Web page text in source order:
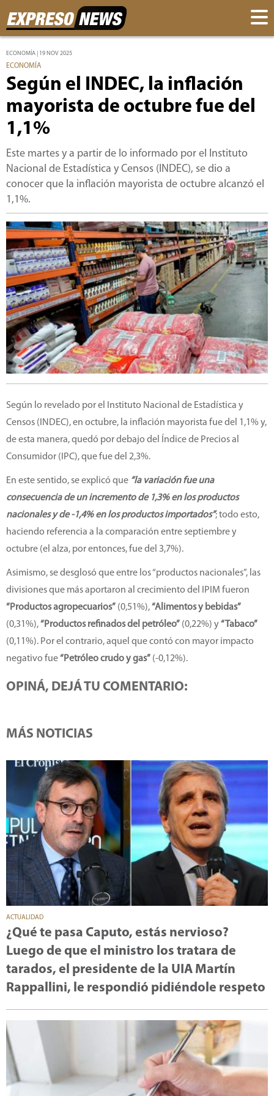
ECONOMÍA | 19 NOV 2025
ECONOMÍA
Según el INDEC, la inflación
mayorista de octubre fue del
1,1%
Este martes y a partir de lo informado por el Instituto
Nacional de Estadística y Censos (INDEC), se dio a
conocer que la inflación mayorista de octubre alcanzó el
1,1%.
Según lo revelado por el Instituto Nacional de Estadística y
Censos (INDEC), en octubre, la inflación mayorista fue del 1,1% y,
de esta manera, quedó por debajo del Índice de Precios al
Consumidor (IPC), que fue del 2,3%.
En este sentido, se explicó que “la variación fue una
consecuencia de un incremento de 1,3% en los productos
nacionales y de -1,4% en los productos importados”; todo esto,
haciendo referencia a la comparación entre septiembre y
octubre (el alza, por entonces, fue del 3,7%).
Asimismo, se desglosó que entre los “productos nacionales”, las
divisiones que más aportaron al crecimiento del IPIM fueron
“Productos agropecuarios” (0,51%),“Alimentos y bebidas”
(0,31%),“Productos refinados del petróleo” (0,22%) y“Tabaco”
(0,11%). Por el contrario, aquel que contó con mayor impacto
negativo fue“Petróleo crudo y gas” (-0,12%).
OPINÁ, DEJÁ TU COMENTARIO:
MÁS NOTICIAS
ACTUALIDAD
¿Qué te pasa Caputo, estás nervioso?
Luego de que el ministro los tratara de
tarados, el presidente de la UIA Martín
Rappallini, le respondió pidiéndole respeto